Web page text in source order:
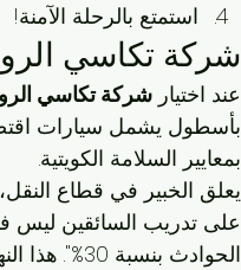
استمتع بالرحلة الآمنة!
شركة تكاسي
عند اختيار شركة تكاسي
بأسطول يشمل سيارات
بمعايير السلامة الكويتية.
على تدريب السائقين ليس
الحوادث